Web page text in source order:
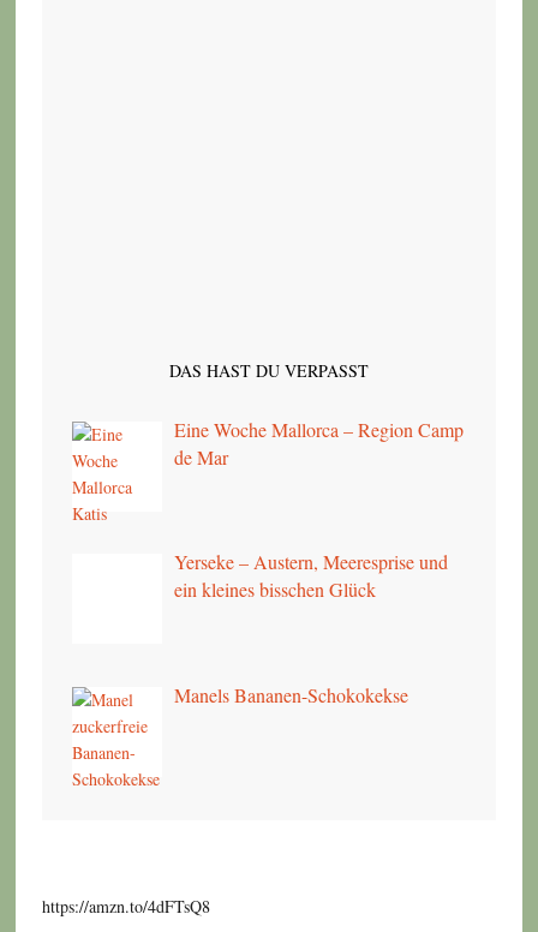
DAS HAST DU VERPASST
Eine Woche Mallorca – Region Camp
de Mar
Yerseke – Austern, Meeresprise und
ein kleines bisschen Glück
Manels Bananen-Schokokekse
https://amzn.to/4dFTsQ8